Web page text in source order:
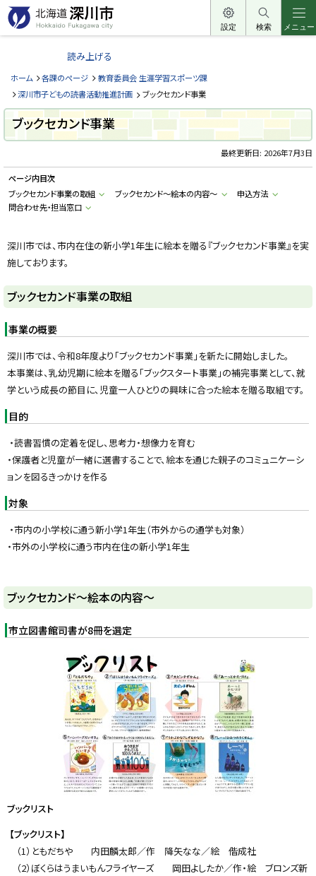
本
文
へ
ー
北
道
深
川
市
H
k
a
d
o
a
a
a
c
y
設定 検索 メニュー
読み上げる
ホーム 各課のページ
教育委員会 生涯学習スポーツ課
深川市子どもの読書活動推進計画
ブックセカンド事業
ブックセカンド事業
最終更新日: 2026年7月3日
ページ内目次
ブックセカンド事業の取組
ブックセカンド～絵本の内容～
申込方法
問合わせ先・担当窓口
深川市では、市内在住の新小学1年生に絵本を贈る『ブックセカンド事業』を実
施しております。
ブックセカンド事業の取組
事業の概要
深川市では、令和8年度より「ブックセカンド事業」を新たに開始しました。
本事業は、乳幼児期に絵本を贈る「ブックスタート事業」の補完事業として、就
学という成長の節目に、児童一人ひとりの興味に合った絵本を贈る取組です。
目的
・読書習慣の定着を促し、思考力・想像力を育む
・保護者と児童が一緒に選書することで、絵本を通じた親子のコミュニケーシ
ョンを図るきっかけを作る
対象
・市内の小学校に通う新小学1年生（市外からの通学も対象）
・市外の小学校に通う市内在住の新小学1年生
ト
ッ
プ
ブックセカンド～絵本の内容～
市立図書館司書が8冊を選定
ブックリスト
【ブックリスト】
（1）ともだちや 内田麟太郎／作 降矢なな／絵 偕成社
（2）ぼくらはうまいもんフライヤーズ 岡田よしたか／作・絵 ブロンズ新